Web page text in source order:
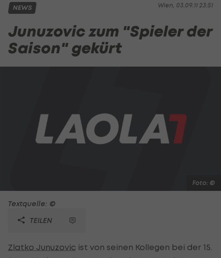
Wien, 03.09.11 23:51
NEWS
Junuzovic zum "Spieler der
Saison" gekürt
Foto: ©
Textquelle: ©
TEILEN
Zlatko Junuzovic ist von seinen Kollegen bei der 15.